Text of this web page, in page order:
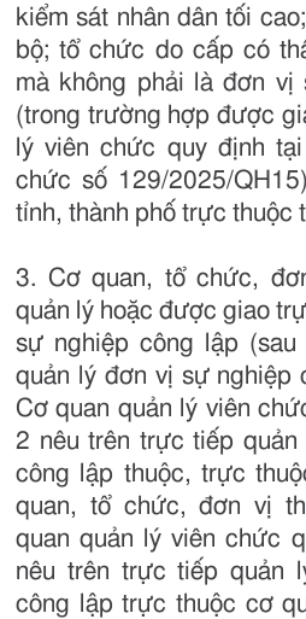
kiểm sát nhân dân tối
bộ; tổ chức do cấp có
mà không phải là đơn vị
(trong trường hợp được
lý viên chức quy định
chức số 129/2025/
tỉnh, thành phố trực thuộc
3. Cơ quan, tổ chức,
quản lý hoặc được giao
sự nghiệp công lập
quản lý đơn vị sự nghiệp
Cơ quan quản lý viên
2 nêu trên trực tiếp
công lập thuộc, trực
quan, tổ chức, đơn vị
quan quản lý viên chức
nêu trên trực tiếp quản
công lập trực thuộc cơ